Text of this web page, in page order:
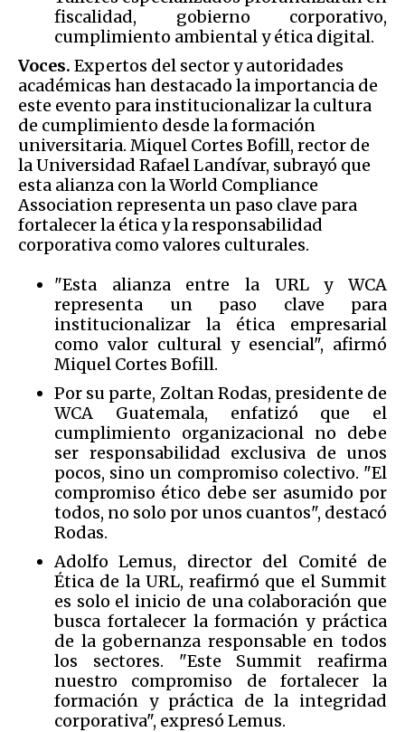
fiscalidad, gobierno corporativo,
cumplimiento ambiental y ética digital.
Voces. Expertos del sector y autoridades
académicas han destacado la importancia de
este evento para institucionalizar la cultura
de cumplimiento desde la formación
universitaria. Miquel Cortes Bofill, rector de
la Universidad Rafael Landívar, subrayó que
esta alianza con la World Compliance
Association representa un paso clave para
fortalecer la ética y la responsabilidad
corporativa como valores culturales.
"Esta alianza entre la URL y WCA
representa un paso clave para
institucionalizar la ética empresarial
como valor cultural y esencial", afirmó
Miquel Cortes Bofill.
Por su parte, Zoltan Rodas, presidente de
WCA Guatemala, enfatizó que el
cumplimiento organizacional no debe
ser responsabilidad exclusiva de unos
pocos, sino un compromiso colectivo. "El
compromiso ético debe ser asumido por
todos, no solo por unos cuantos", destacó
Rodas.
Adolfo Lemus, director del Comité de
Ética de la URL, reafirmó que el Summit
es solo el inicio de una colaboración que
busca fortalecer la formación y práctica
de la gobernanza responsable en todos
los sectores. "Este Summit reafirma
nuestro compromiso de fortalecer la
formación y práctica de la integridad
corporativa", expresó Lemus.